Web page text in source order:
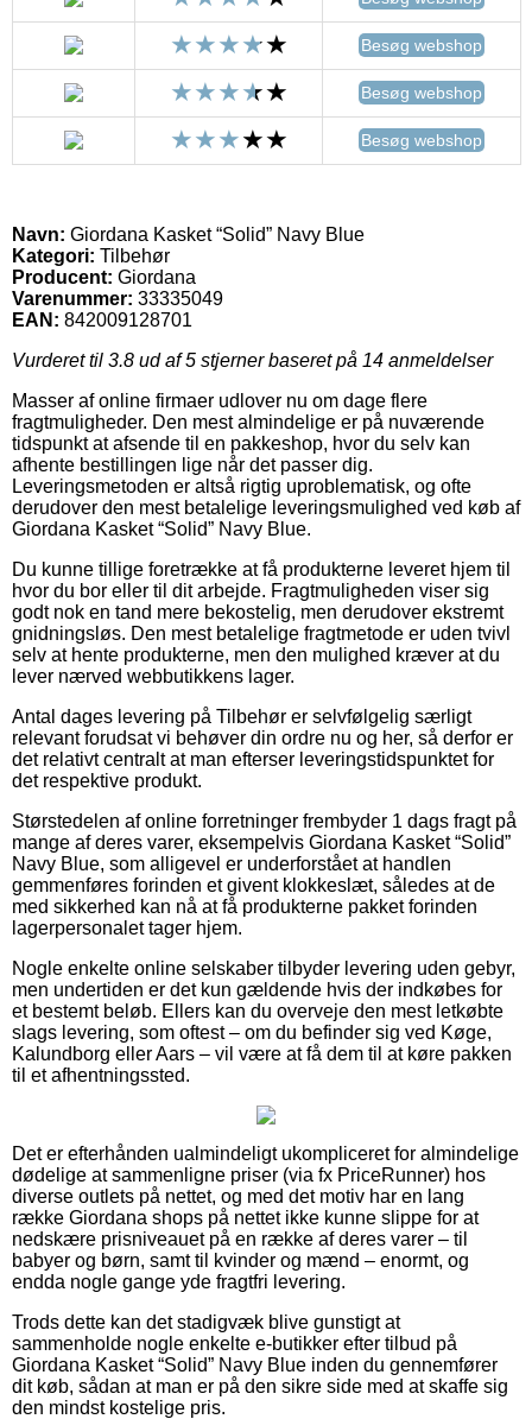
Besøg webshop
Besøg webshop
Besøg webshop
Navn: Giordana Kasket “Solid” Navy Blue
Kategori: Tilbehør
Producent: Giordana
Varenummer: 33335049
EAN: 842009128701
Vurderet til 3.8 ud af 5 stjerner baseret på 14 anmeldelser
Masser af online firmaer udlover nu om dage flere
fragtmuligheder. Den mest almindelige er på nuværende
tidspunkt at afsende til en pakkeshop, hvor du selv kan
afhente bestillingen lige når det passer dig.
Leveringsmetoden er altså rigtig uproblematisk, og ofte
derudover den mest betalelige leveringsmulighed ved køb af
Giordana Kasket “Solid” Navy Blue.
Du kunne tillige foretrække at få produkterne leveret hjem til
hvor du bor eller til dit arbejde. Fragtmuligheden viser sig
godt nok en tand mere bekostelig, men derudover ekstremt
gnidningsløs. Den mest betalelige fragtmetode er uden tvivl
selv at hente produkterne, men den mulighed kræver at du
lever nærved webbutikkens lager.
Antal dages levering på Tilbehør er selvfølgelig særligt
relevant forudsat vi behøver din ordre nu og her, så derfor er
det relativt centralt at man efterser leveringstidspunktet for
det respektive produkt.
Størstedelen af online forretninger frembyder 1 dags fragt på
mange af deres varer, eksempelvis Giordana Kasket “Solid”
Navy Blue, som alligevel er underforstået at handlen
gemmenføres forinden et givent klokkeslæt, således at de
med sikkerhed kan nå at få produkterne pakket forinden
lagerpersonalet tager hjem.
Nogle enkelte online selskaber tilbyder levering uden gebyr,
men undertiden er det kun gældende hvis der indkøbes for
et bestemt beløb. Ellers kan du overveje den mest letkøbte
slags levering, som oftest – om du befinder sig ved Køge,
Kalundborg eller Aars – vil være at få dem til at køre pakken
til et afhentningssted.
Det er efterhånden ualmindeligt ukompliceret for almindelige
dødelige at sammenligne priser (via fx PriceRunner) hos
diverse outlets på nettet, og med det motiv har en lang
række Giordana shops på nettet ikke kunne slippe for at
nedskære prisniveauet på en række af deres varer – til
babyer og børn, samt til kvinder og mænd – enormt, og
endda nogle gange yde fragtfri levering.
Trods dette kan det stadigvæk blive gunstigt at
sammenholde nogle enkelte e-butikker efter tilbud på
Giordana Kasket “Solid” Navy Blue inden du gennemfører
dit køb, sådan at man er på den sikre side med at skaffe sig
den mindst kostelige pris.